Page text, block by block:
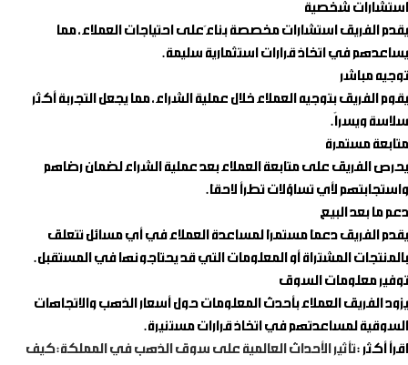
استشارات شخصية
يقدم الفريق استشارات مخصصة بناءً على احتياجات العملاء، مما
يساعدهم في اتخاذ قرارات استثمارية سليمة.
توجيه مباشر
يقوم الفريق بتوجيه العملاء خلال عملية الشراء، مما يجعل التجربة أكثر
سلاسة ويسراً.
متابعة مستمرة
يحرص الفريق على متابعة العملاء بعد عملية الشراء لضمان رضاهم
واستجابتهم لأي تساؤلات تطرأ لاحقًا.
دعم ما بعد البيع
يقدم الفريق دعمًا مستمرًا لمساعدة العملاء في أي مسائل تتعلق
بالمنتجات المشتراة أو المعلومات التي قد يحتاجونها في المستقبل.
توفير معلومات السوق
يزود الفريق العملاء بأحدث المعلومات حول أسعار الذهب والاتجاهات
السوقية لمساعدتهم في اتخاذ قرارات مستنيرة.
اقرأ أكثر :تأثير الأحداث العالمية على سوق الذهب في المملكة: كيف